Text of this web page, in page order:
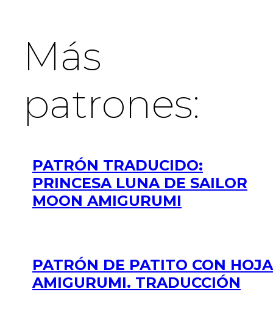
Más
patrones:
PATRÓN TRADUCIDO:
PRINCESA LUNA DE SAILOR
MOON AMIGURUMI
PATRÓN DE PATITO CON HOJA
AMIGURUMI. TRADUCCIÓN